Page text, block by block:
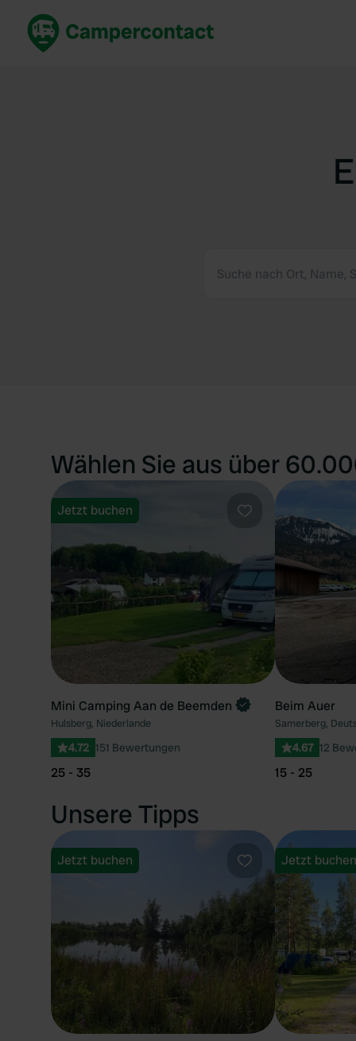
Italien
Wählen Sie aus über
Favorit
Jetzt buchen
Mini Camping Aan de Beemden
Hulsberg, Niederlande
4.72 151 Bewertungen
25 - 35
Beim Auer
Samerberg,
4.67 12
15 - 25
Unsere Tipps
Favorit
Jetzt buchen Jetzt buchen